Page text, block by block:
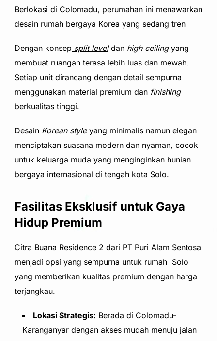
Berlokasi di Colomadu, perumahan ini menawarkan
desain rumah bergaya Korea yang sedang tren
Dengan konsep split leveldan high ceilingyang
membuat ruangan terasa lebih luas dan mewah.
Setiap unit dirancang dengan detail sempurna
menggunakan material premium dan finishing
berkualitas tinggi.
Desain Korean styleyang minimalis namun elegan
menciptakan suasana modern dan nyaman, cocok
untuk keluarga muda yang menginginkan hunian
bergaya internasional di tengah kota Solo.
Fasilitas Eksklusif untuk Gaya
Hidup Premium
Citra Buana Residence 2 dari PT Puri Alam Sentosa
menjadi opsi yang sempurna untuk rumah Solo
yang memberikan kualitas premium dengan harga
terjangkau.
Lokasi Strategis: Berada di Colomadu-
Karanganyar dengan akses mudah menuju jalan